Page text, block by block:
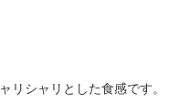
リシャリとした食感です。